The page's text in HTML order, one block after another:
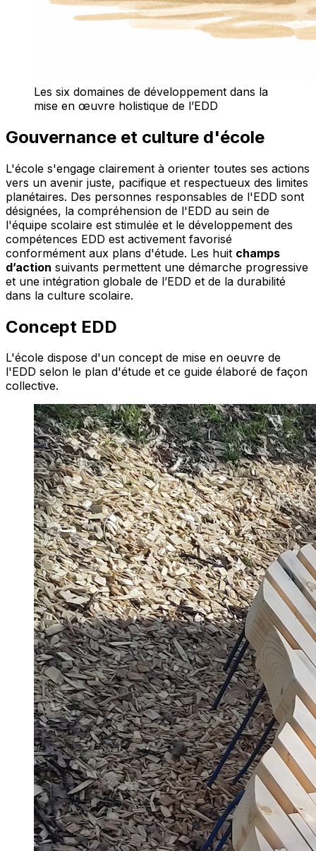
Les six domaines de développement dans la
mise en œuvre holistique de l’EDD
Gouvernance et culture d'école
L'école s'engage clairement à orienter toutes ses actions
vers un avenir juste, pacifique et respectueux des limites
planétaires. Des personnes responsables de l'EDD sont
désignées, la compréhension de l'EDD au sein de
l'équipe scolaire est stimulée et le développement des
compétences EDD est activement favorisé
conformément aux plans d'étude. Les huit champs
d’action suivants permettent une démarche progressive
et une intégration globale de l’EDD et de la durabilité
dans la culture scolaire.
Concept EDD
L'école dispose d'un concept de mise en oeuvre de
l'EDD selon le plan d'étude et ce guide élaboré de façon
collective.